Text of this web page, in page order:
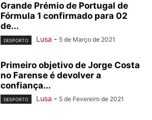
Grande Prémio de Portugal de
Fórmula 1 confirmado para 02
de...
DESPORTO Lusa - 5 de Março de 2021
Primeiro objetivo de Jorge Costa
no Farense é devolver a
confiança...
DESPORTO Lusa - 5 de Fevereiro de 2021